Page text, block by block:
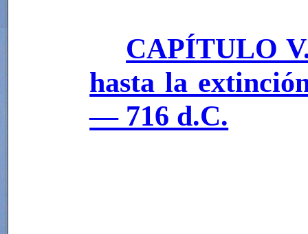
CAPÍTULO
hasta la
— 716 d.C.